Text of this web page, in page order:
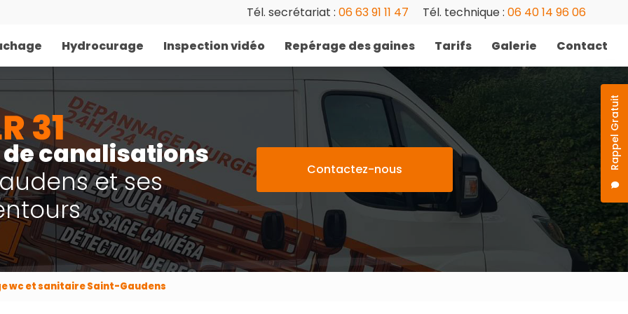
Tél. secrétariat : 06 63 91 11 47 Tél. technique : 06 40 14 96 06
Rappel Gratuit
Hydrocurage Inspection vidéo Repérage des gaines Tarifs Galerie Contact
canalisations
et ses
Contactez-nous
wc et sanitaire Saint-Gaudens